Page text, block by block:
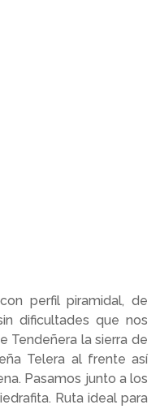
perfil piramidal, de
dificultades que nos
Tendeñera la sierra de
Telera al frente así
Pasamos junto a los
Ruta ideal para